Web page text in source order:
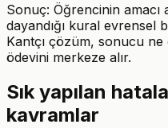
Sonuç: Öğrencinin amacı
dayandığı kural evrensel
Kantçı çözüm, sonucu
ödevini merkeze alır.
Sık yapılan
kavramlar